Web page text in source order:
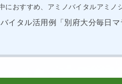
におすすめ、アミノバイタルアミノ
イタル活用例「別府大分毎日マ